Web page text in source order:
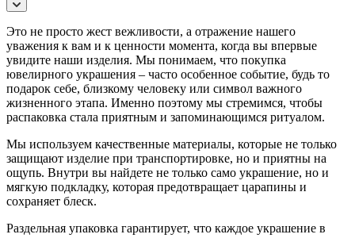
Это не просто жест вежливости, а отражение нашего
уважения к вам и к ценности момента, когда вы впервые
увидите наши изделия. Мы понимаем, что покупка
ювелирного украшения – часто особенное событие, будь то
подарок себе, близкому человеку или символ важного
жизненного этапа. Именно поэтому мы стремимся, чтобы
распаковка стала приятным и запоминающимся ритуалом.
Мы используем качественные материалы, которые не только
защищают изделие при транспортировке, но и приятны на
ощупь. Внутри вы найдете не только само украшение, но и
мягкую подкладку, которая предотвращает царапины и
сохраняет блеск.
Раздельная упаковка гарантирует, что каждое украшение в